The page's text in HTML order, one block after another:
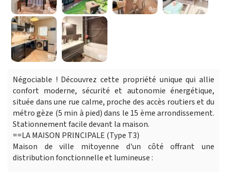
Négociable ! Découvrez cette propriété unique qui allie
confort moderne, sécurité et autonomie énergétique,
située dans une rue calme, proche des accès routiers et du
métro gèze (5 min à pied) dans le 15 ème arrondissement.
Stationnement facile devant la maison.
==LA MAISON PRINCIPALE (Type T3)
Maison de ville mitoyenne d'un côté offrant une
distribution fonctionnelle et lumineuse :